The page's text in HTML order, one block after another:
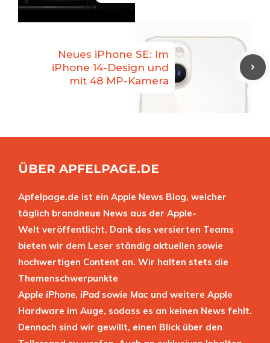
Neues iPhone SE: Im
iPhone 14-Design und
mit 48 MP-Kamera
ÜBER APFELPAGE.DE
Apfelpage.de ist ein Apple News Blog, welcher
täglich brandneue News aus der Apple-
Welt veröffentlicht. Dank des versierten Teams
bieten wir dem Leser ständig aktuellen sowie
hochwertigen Content an. Wir halten stets die
Themenschwerpunkte
Apple iPhone, iPad sowie Mac und weitere Apple
Hardware im Auge, sodass es an keinen News fehlt.
Dennoch sind wir gewillt, einen Blick über den